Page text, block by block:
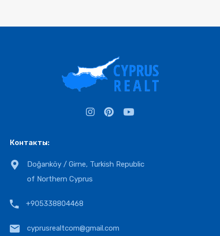
Контакты:
Doğanköy / Girne, Turkish Republic
of Northern Cyprus
+905338804468
cyprusrealtcom@gmail.com